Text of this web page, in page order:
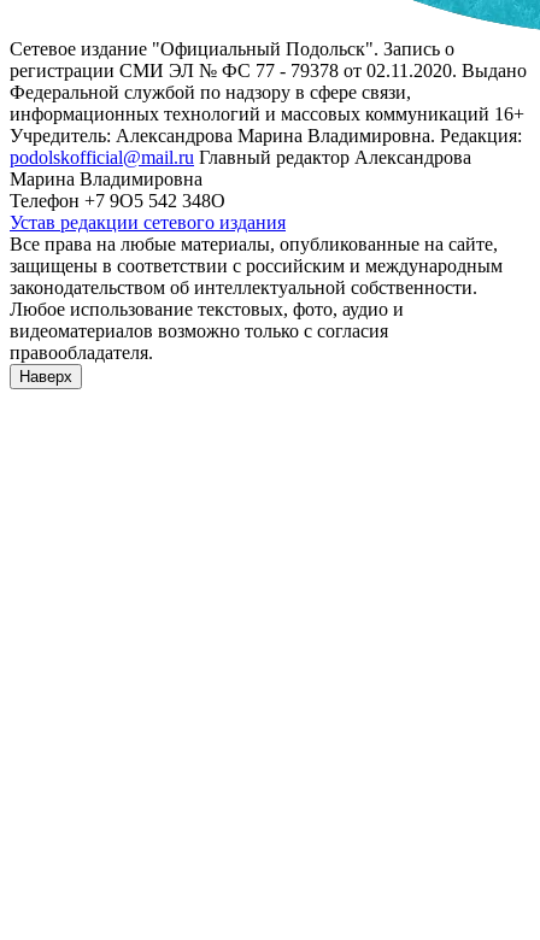
Сетевое издание "Официальный Подольск". Запись о
регистрации СМИ ЭЛ № ФС 77 - 79378 от 02.11.2020. Выдано
Федеральной службой по надзору в сфере связи,
информационных технологий и массовых коммуникаций 16+
Учредитель: Александрова Марина Владимировна. Редакция:
podolskofficial@mail.ru Главный редактор Александрова
Марина Владимировна
Телефон +7 9О5 542 348О
Устав редакции сетевого издания
Все права на любые материалы, опубликованные на сайте,
защищены в соответствии с российским и международным
законодательством об интеллектуальной собственности.
Любое использование текстовых, фото, аудио и
видеоматериалов возможно только с согласия
правообладателя.
Наверх